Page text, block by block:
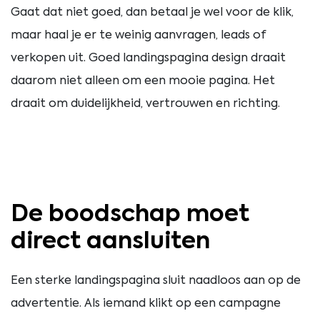
Gaat dat niet goed, dan betaal je wel voor de klik,
maar haal je er te weinig aanvragen, leads of
verkopen uit. Goed landingspagina design draait
daarom niet alleen om een mooie pagina. Het
draait om duidelijkheid, vertrouwen en richting.
De boodschap moet
direct aansluiten
Een sterke landingspagina sluit naadloos aan op de
advertentie. Als iemand klikt op een campagne